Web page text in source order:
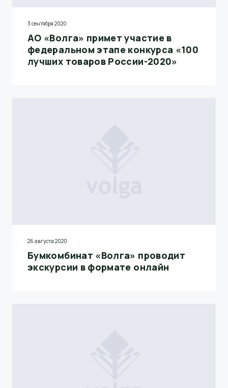
3 сентября 2020
АО «Волга» примет участие в
федеральном этапе конкурса «100
лучших товаров России-2020»
26 августа 2020
Бумкомбинат «Волга» проводит
экскурсии в формате онлайн